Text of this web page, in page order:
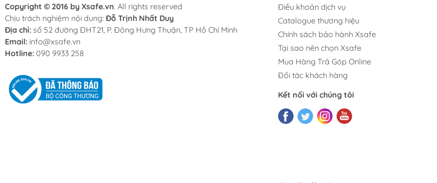
Copyright © 2016 by Xsafe.vn. All rights reserved
Chịu trách nghiệm nội dung: Đỗ Trịnh Nhất Duy
Địa chỉ: số 52 đường ĐHT21, P. Đông Hưng Thuận, TP Hồ Chí Minh
Email: info@xsafe.vn
Hotline: 090 9933 258
Điều khoản dịch vụ
Catalogue thương hiệu
Chính sách bảo hành Xsafe
Tại sao nên chọn Xsafe
Mua Hàng Trả Góp Online
Đối tác khách hàng
Kết nối với chúng tôi